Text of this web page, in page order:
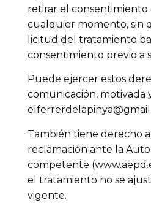
retirar el
cualquier momento, sin
licitud del tratamiento
consentimiento previo a
Puede ejercer estos
comunicación, motivada
También tiene derecho
reclamación ante la
competente
el tratamiento no se
vigente.